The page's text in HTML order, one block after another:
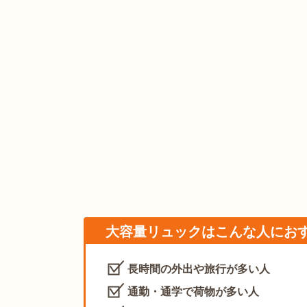
大容量リュックはこんな人にお
長時間の外出や旅行が多い人
通勤・通学で荷物が多い人